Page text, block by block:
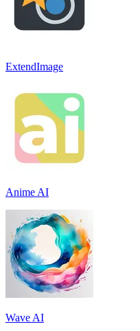
ExtendImage
Anime AI
Wave AI